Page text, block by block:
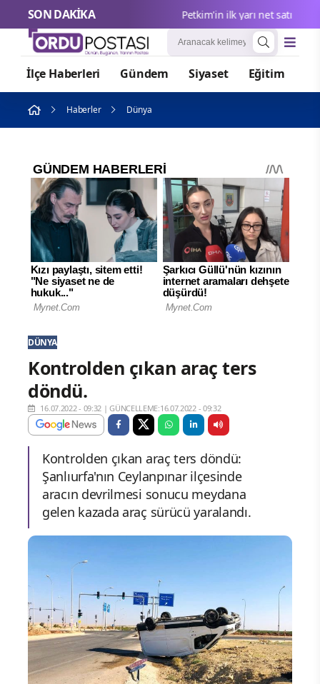
SON DAKİKA Petkim'in ilk yarı net satışları
İlçe Haberleri Gündem Siyaset Eğitim
Haberler Dünya
DÜNYA
Kontrolden çıkan araç ters
döndü.
16.07.2022 - 09:32 |GÜNCELLEME:16.07.2022 - 09:32
Kontrolden çıkan araç ters döndü:
Şanlıurfa'nın Ceylanpınar ilçesinde
aracın devrilmesi sonucu meydana
gelen kazada araç sürücü yaralandı.